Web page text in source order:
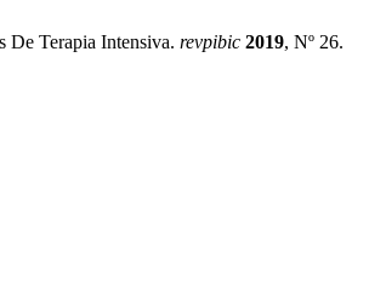
De Terapia Intensiva. revpibic 2019, Nº 26.